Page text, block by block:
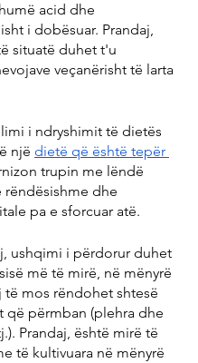
acid dhe
i dobësuar. Prandaj,
situatë duhet t'u
veçanërisht të larta
i ndryshimit të dietës
një dietë që është tepër
trupin me lëndë
rëndësishme dhe
pa e sforcuar atë.
ushqimi i përdorur duhet
më të mirë, në mënyrë
të mos rëndohet shtesë
që përmban (plehra dhe
Prandaj, është mirë të
të kultivuara në mënyrë